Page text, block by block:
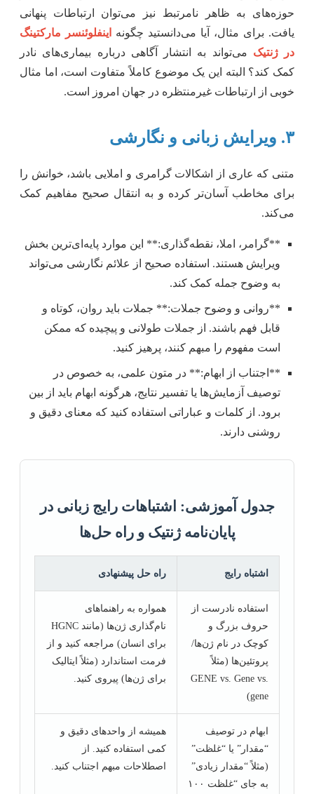
حوزه‌های به ظاهر نامرتبط نیز می‌توان ارتباطات پنهانی
یافت. برای مثال، آیا می‌دانستید چگونه
اینفلوئنسر مارکتینگ
در ژنتیک می‌تواند به انتشار آگاهی درباره بیماری‌های نادر
کمک کند؟ البته این یک موضوع کاملاً متفاوت است، اما مثال
خوبی از ارتباطات غیرمنتظره در جهان امروز است.
۳. ویرایش زبانی و نگارشی
متنی که عاری از اشکالات گرامری و املایی باشد، خوانش را
برای مخاطب آسان‌تر کرده و به انتقال صحیح مفاهیم کمک
می‌کند.
**گرامر، املا، نقطه‌گذاری:** این موارد پایه‌ای‌ترین بخش
ویرایش هستند. استفاده صحیح از علائم نگارشی می‌تواند
به وضوح جمله کمک کند.
**روانی و وضوح جملات:** جملات باید روان، کوتاه و
قابل فهم باشند. از جملات طولانی و پیچیده که ممکن
است مفهوم را مبهم کنند، پرهیز کنید.
**اجتناب از ابهام:** در متون علمی، به خصوص در
توصیف آزمایش‌ها یا تفسیر نتایج، هرگونه ابهام باید از بین
برود. از کلمات و عباراتی استفاده کنید که معنای دقیق و
روشنی دارند.
جدول آموزشی: اشتباهات رایج زبانی در
پایان‌نامه ژنتیک و راه حل‌ها
اشتباه رایج راه حل پیشنهادی
استفاده نادرست از
حروف بزرگ و
کوچک در نام ژن‌ها/
پروتئین‌ها (مثلاً
GENE vs. Gene vs.
gene)
همواره به راهنماهای
نام‌گذاری ژن‌ها (مانند HGNC
برای انسان) مراجعه کنید و از
فرمت استاندارد (مثلاً ایتالیک
برای ژن‌ها) پیروی کنید.
ابهام در توصیف
“مقدار” یا “غلظت”
(مثلاً “مقدار زیادی”
به جای “غلظت ۱۰۰
همیشه از واحدهای دقیق و
کمی استفاده کنید. از
اصطلاحات مبهم اجتناب کنید.